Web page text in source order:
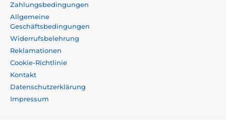
Zahlungsbedingungen
Allgemeine
Geschäftsbedingungen
Widerrufsbelehrung
Reklamationen
Cookie-Richtlinie
Kontakt
Datenschutzerklärung
Impressum